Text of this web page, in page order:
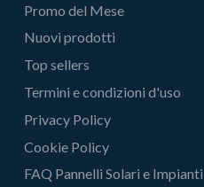
Promo del Mese
Nuovi prodotti
Top sellers
Termini e condizioni d'uso
Privacy Policy
Cookie Policy
FAQ Pannelli Solari e